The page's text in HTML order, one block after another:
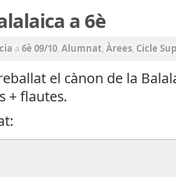
a 6è
a 6è 09/10, Alumnat, Àrees, Cicle
Cursos Anteriorsel cànon de la
+ flautes.